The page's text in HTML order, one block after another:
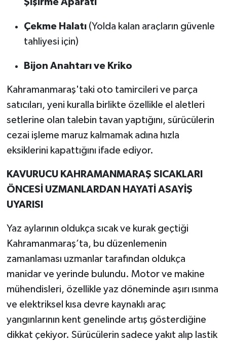
Çekme Halatı(Yolda kalan araçların güvenle
tahliyesi için)
Bijon Anahtarı ve Kriko
Kahramanmaraş'taki oto tamircileri ve parça
satıcıları, yeni kuralla birlikte özellikle el aletleri
setlerine olan talebin tavan yaptığını, sürücülerin
cezai işleme maruz kalmamak adına hızla
eksiklerini kapattığını ifade ediyor.
KAVURUCU KAHRAMANMARAŞ SICAKLARI
ÖNCESİ UZMANLARDAN HAYATİ ASAYİŞ
UYARISI
Yaz aylarının oldukça sıcak ve kurak geçtiği
Kahramanmaraş’ta, bu düzenlemenin
zamanlaması uzmanlar tarafından oldukça
manidar ve yerinde bulundu. Motor ve makine
mühendisleri, özellikle yaz döneminde aşırı ısınma
ve elektriksel kısa devre kaynaklı araç
yangınlarının kent genelinde artış gösterdiğine
dikkat çekiyor. Sürücülerin sadece yakıt alıp lastik